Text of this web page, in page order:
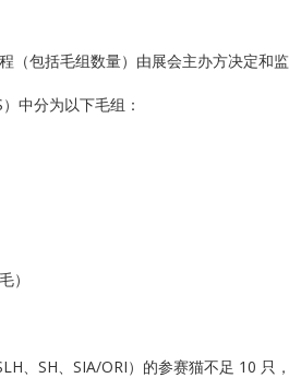
（包括毛组数量）由展会主办方决定和
中分为以下毛组：
）
、SH、SIA/ORI）的参赛猫不足 10 只